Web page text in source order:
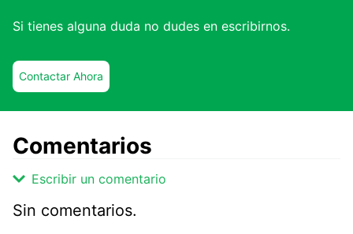
Si tienes alguna duda no dudes en escribirnos.
Contactar Ahora
Comentarios
Escribir un comentario
Sin comentarios.